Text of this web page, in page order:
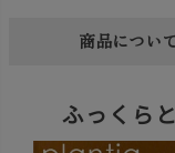
商品につい
ふっくら